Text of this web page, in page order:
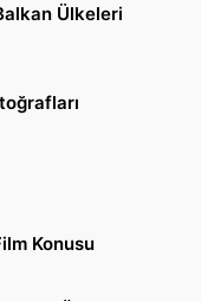
Ülkeleri
Konusu